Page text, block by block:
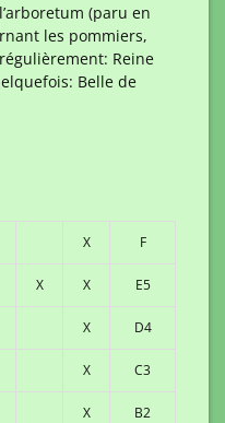
(paru en
les pommiers,
Reine
Belle de
X F
X X E5
X D4
X C3
X B2